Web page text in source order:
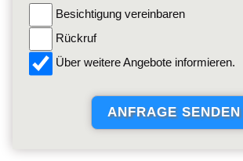
Besichtigung vereinbaren
Rückruf
Über weitere Angebote informieren.